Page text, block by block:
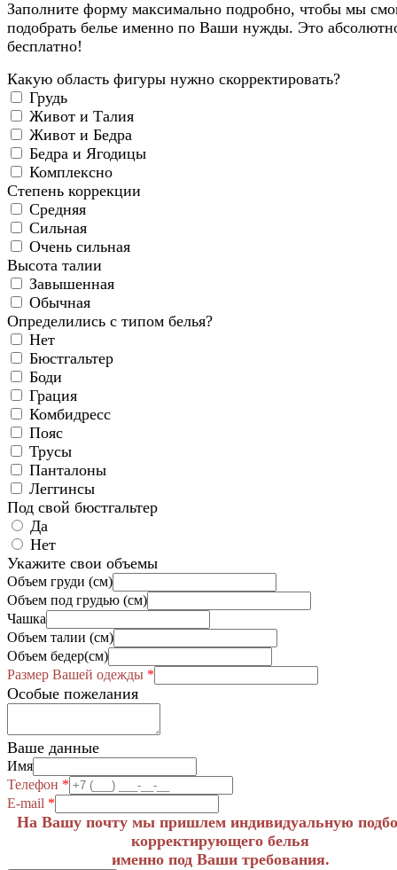
Заполните форму максимально подробно, чтобы мы
подобрать белье именно по Ваши нужды. Это
бесплатно!
Какую область фигуры нужно скорректировать?
Грудь
Живот и Талия
Живот и Бедра
Бедра и Ягодицы
Комплексно
Степень коррекции
Средняя
Сильная
Очень сильная
Высота талии
Завышенная
Обычная
Определились с типом белья?
Нет
Бюстгальтер
Боди
Грация
Комбидресс
Пояс
Трусы
Панталоны
Леггинсы
Под свой бюстгальтер
Да
Нет
Укажите свои объемы
Объем груди (см)
Объем под грудью (см)
Чашка
Объем талии (см)
Объем бедер(см)
Размер Вашей одежды *
Особые пожелания
Ваше данные
Имя
Телефон *
E-mail *
На Вашу почту мы пришлем индивидуальную
корректирующего белья
именно под Ваши требования.